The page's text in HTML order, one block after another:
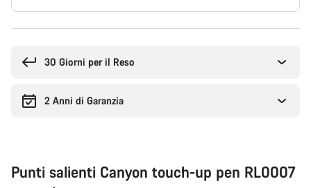
l'acquisto30 Giorni per il Reso
2 Anni di Garanzia
Punti salienti Canyon touch-up pen RL0007